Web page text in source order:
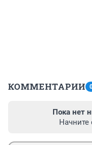
КОММЕНТАРИИ
Пока нет